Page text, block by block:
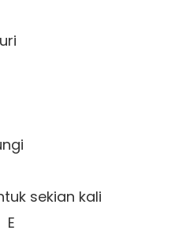
sekian kali
E